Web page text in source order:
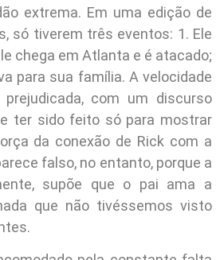
extrema. Em uma edição de
só tiverem três eventos: 1. Ele
chega em Atlanta e é atacado;
para sua família. A velocidade
com um discurso
ter sido feito só para mostrar
da conexão de Rick com a
falso, no entanto, porque a
supõe que o pai ama a
que não tivéssemos visto